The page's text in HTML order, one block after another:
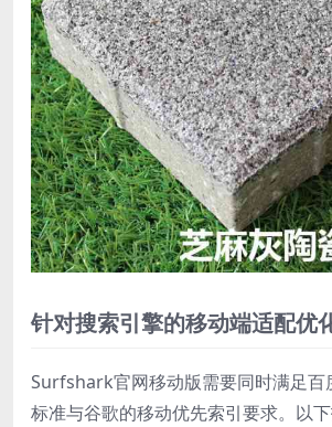
针对搜索引擎的移动端适配优
Surfshark官网移动版需要同时满足百
标准与谷歌的移动优先索引要求。以